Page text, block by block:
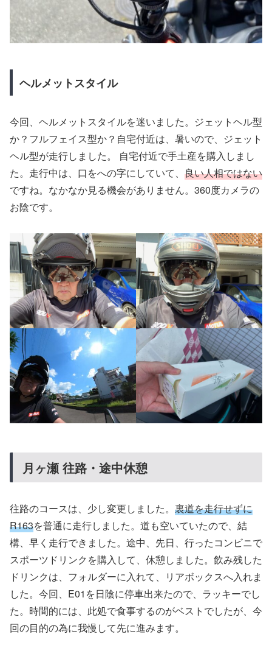
ヘルメットスタイル
今回、ヘルメットスタイルを迷いました。ジェットヘル型
か？フルフェイス型か？自宅付近は、暑いので、ジェット
ヘル型が走行しました。 自宅付近で手土産を購入しまし
た。走行中は、口をへの字にしていて、 良い人相ではない
ですね。なかなか見る機会がありません。360度カメラの
お陰です。
月ヶ瀬 往路・途中休憩
往路のコースは、少し変更しました。 裏道を走行せずに
R163を普通に走行しました。道も空いていたので、結
構、早く走行できました。途中、先日、行ったコンビニで
スポーツドリンクを購入して、休憩しました。飲み残した
ドリンクは、フォルダーに入れて、リアボックスへ入れま
した。今回、E01を日陰に停車出来たので、ラッキーでし
た。時間的には、此処で食事するのがベストでしたが、今
回の目的の為に我慢して先に進みます。